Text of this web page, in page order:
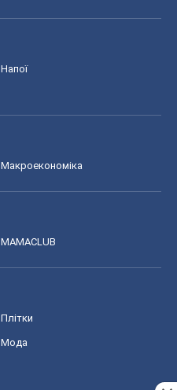
Напої
Макроекономіка
MAMACLUB
Плітки
Мода